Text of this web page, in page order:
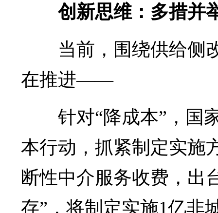
创新思维：多措并
当前，围绕供给侧
在推进——
针对“降成本”，国
本行动，抓紧制定实施
断性中介服务收费，出
存”，将制定实施1亿非